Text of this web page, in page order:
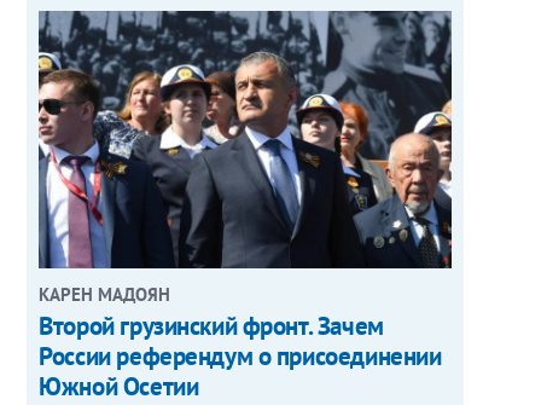
КАРЕН МАДОЯН
Второй грузинский фронт. Зачем
России референдум о присоединении
Южной Осетии